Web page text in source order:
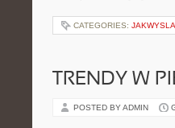
CATEGORIES:
TRENDY W
POSTED BY ADMIN